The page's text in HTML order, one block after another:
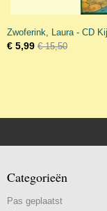
Zwoferink, Laura - CD
€ 5,99 € 15,50
Categorieën
Pas geplaatst